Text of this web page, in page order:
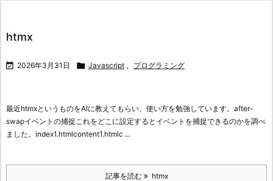
htmx
 2026年3月31日  Javascript , プログラミング
最近htmxというものをAIに教えてもらい、使い方を勉強しています。 after-
swapイベントの捕捉これをどこに設定するとイベントを捕捉できるのかを調べ
ました。 index1.htmlcontent1.htmlc ...
記事を読む htmx